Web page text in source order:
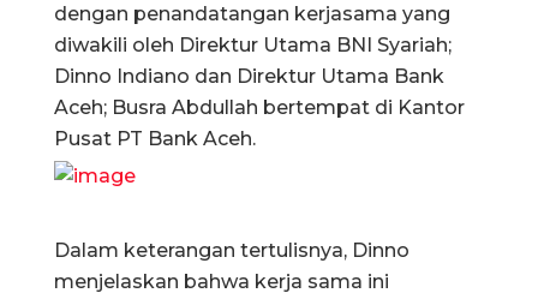
dengan penandatangan kerjasama yang
diwakili oleh Direktur Utama BNI Syariah;
Dinno Indiano dan Direktur Utama Bank
Aceh; Busra Abdullah bertempat di Kantor
Pusat PT Bank Aceh.
Dalam keterangan tertulisnya, Dinno
menjelaskan bahwa kerja sama ini